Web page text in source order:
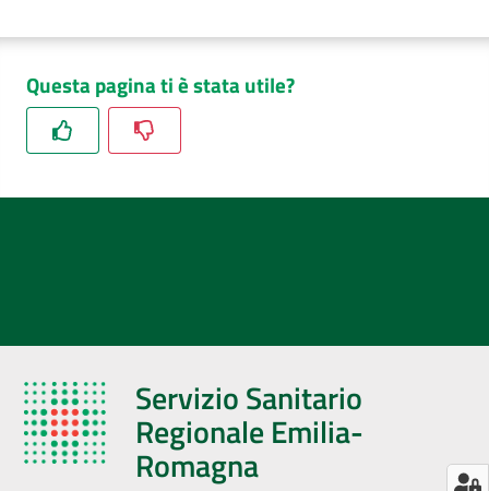
Questa pagina ti è stata utile?
Servizio Sanitario
Regionale Emilia-
Romagna